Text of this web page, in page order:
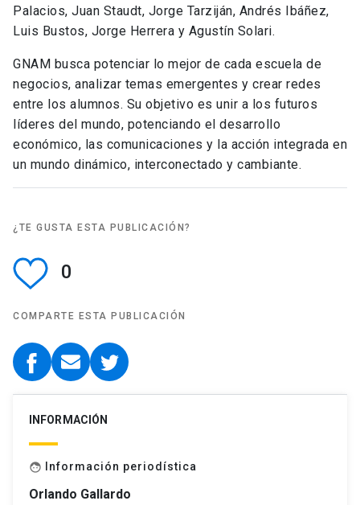
Palacios, Juan Staudt, Jorge Tarziján, Andrés Ibáñez,
Luis Bustos, Jorge Herrera y Agustín Solari.
GNAM busca potenciar lo mejor de cada escuela de
negocios, analizar temas emergentes y crear redes
entre los alumnos. Su objetivo es unir a los futuros
líderes del mundo, potenciando el desarrollo
económico, las comunicaciones y la acción integrada en
un mundo dinámico, interconectado y cambiante.
¿TE GUSTA ESTA PUBLICACIÓN?
0
COMPARTE ESTA PUBLICACIÓN
INFORMACIÓN
face Información periodística
Orlando Gallardo